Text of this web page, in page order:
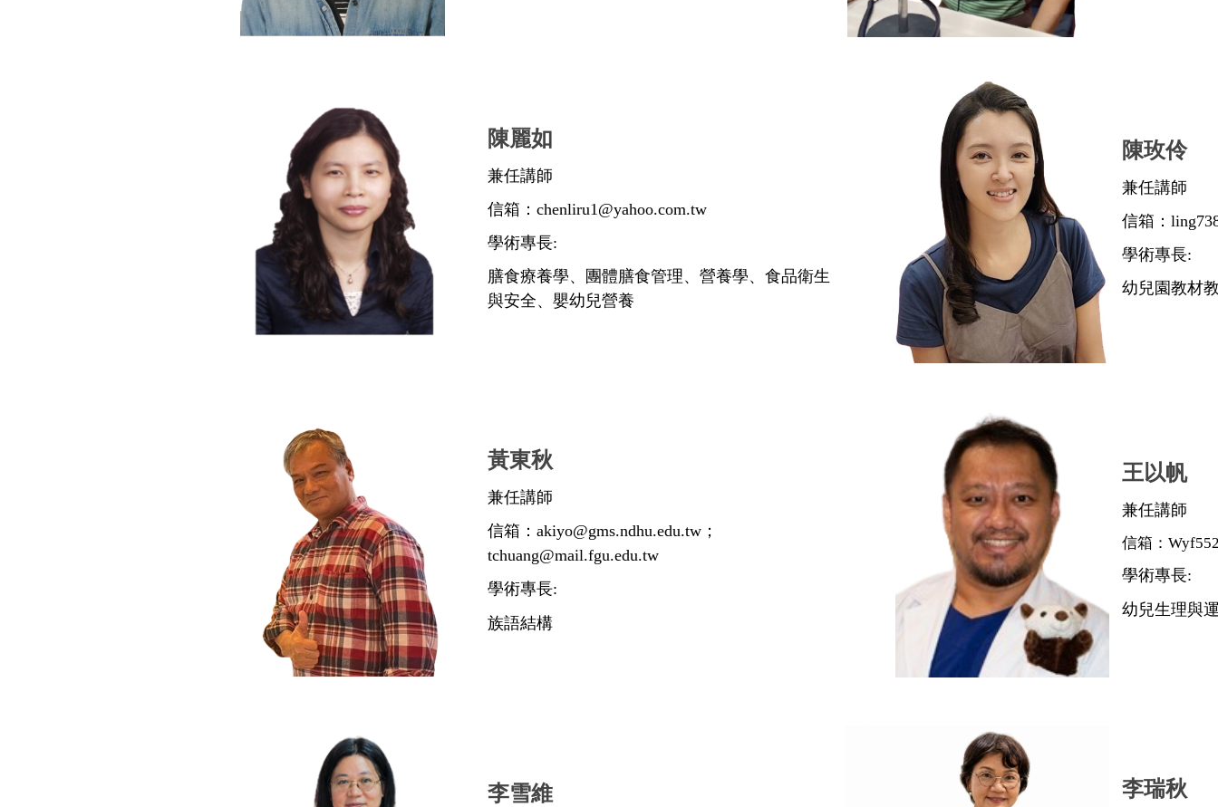
陳麗如
兼任講師
信箱：chenliru1@yahoo.com.tw
學術專長:
膳食療養學、團體膳食管理、營養學、食品衛生
與安全、嬰幼兒營養
陳玫伶
兼任講師
信箱：
學術專長:
幼兒園教材
黃東秋
兼任講師
信箱：akiyo@gms.ndhu.edu.tw；
tchuang@mail.fgu.edu.tw
學術專長:
族語結構
王以帆
兼任講師
信箱：
學術專長:
幼兒生理與
李雪維 李瑞秋